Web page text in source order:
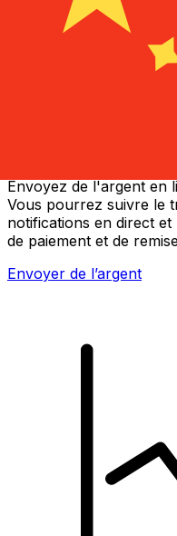
Envoyez de l'argent en
Vous pourrez suivre le
notifications en direct
de paiement et de
Envoyer de l’argent